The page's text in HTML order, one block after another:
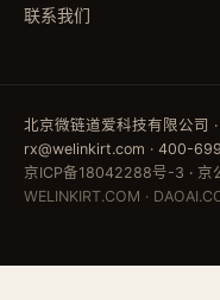
联系我们
北京微链道爱科技有限公司
rx@welinkirt.com · 400-
京ICP备18042288号-3 · 京
WELINKIRT.COM ·